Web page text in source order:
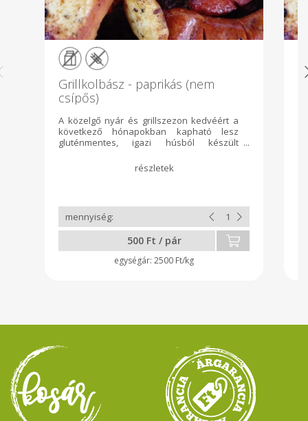
Grillkolbász - paprikás (nem
csípős)
A közelgő nyár és grillszezon kedvéért a
következő hónapokban kapható lesz
gluténmentes, igazi húsból készült
500 Ft / pár
2500 Ft/kg